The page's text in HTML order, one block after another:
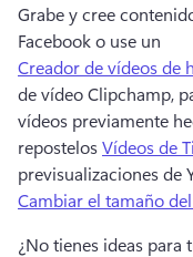
Grabe y cree
Facebook o use un
Creador de vídeos de
de vídeo Clipchamp,
vídeos previamente
repostelos Vídeos de
previsualizaciones de
Cambiar el tamaño
¿No tienes ideas para